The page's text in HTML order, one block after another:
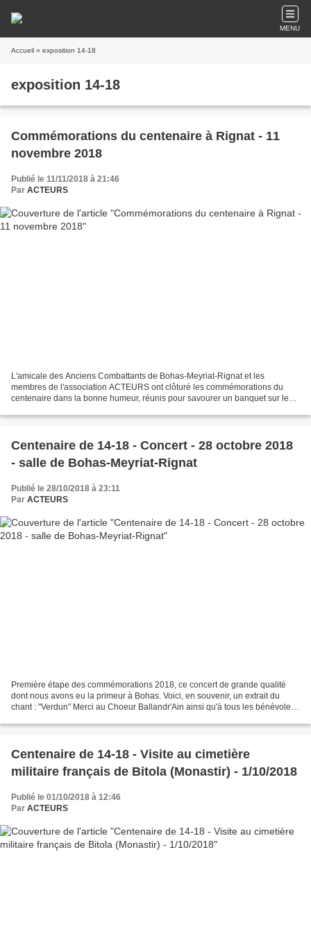
MENU
Accueil » exposition 14-18
exposition 14-18
Commémorations du centenaire à Rignat - 11
novembre 2018
Publié le 11/11/2018 à 21:46
Par ACTEURS
L'amicale des Anciens Combattants de Bohas-Meyriat-Rignat et les
membres de l'association ACTEURS ont clôturé les commémorations du
centenaire dans la bonne humeur, réunis pour savourer un banquet sur le
Centenaire de 14-18 - Concert - 28 octobre 2018
- salle de Bohas-Meyriat-Rignat
Publié le 28/10/2018 à 23:11
Par ACTEURS
Première étape des commémorations 2018, ce concert de grande qualité
dont nous avons eu la primeur à Bohas. Voici, en souvenir, un extrait du
chant : "Verdun" Merci au Choeur Ballandr'Ain ainsi qu'à tous les bénévoles
Centenaire de 14-18 - Visite au cimetière
militaire français de Bitola (Monastir) - 1/10/2018
Publié le 01/10/2018 à 12:46
Par ACTEURS